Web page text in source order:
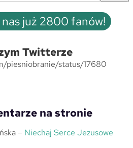
nas już 2800 fanów!
Twitterze
piesniobranie/status/17680
na stronie
– Niechaj Serce Jezusowe